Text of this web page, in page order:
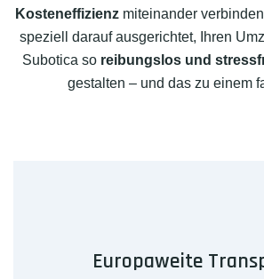
Kosteneffizienz miteinander
speziell darauf ausgerichtet, Ihren
Subotica so reibungslos und
gestalten – und das zu einem
Europaweite